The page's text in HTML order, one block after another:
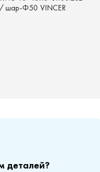
шар-Ф50 VINCER
деталей?